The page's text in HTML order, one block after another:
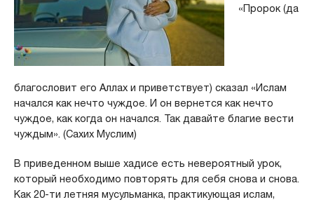
«Пророк (да
благословит его Аллах и приветствует) сказал «Ислам
начался как нечто чуждое. И он вернется как нечто
чуждое, как когда он начался. Так давайте благие вести
чуждым». (Сахих Муслим)
В приведенном выше хадисе есть невероятный урок,
который необходимо повторять для себя снова и снова.
Как 20-ти летняя мусульманка, практикующая ислам,